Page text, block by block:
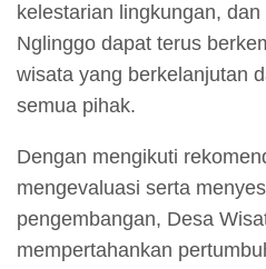
kelestarian lingkungan,
Nglinggo dapat terus
wisata yang berkelanjutan
semua pihak.
Dengan mengikuti
mengevaluasi serta
pengembangan, Desa
mempertahankan